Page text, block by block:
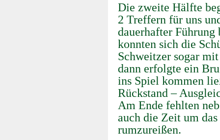
Die zweite Hälfte
2 Treffern für uns
dauerhafter
konnten sich die
Schweitzer sogar
dann erfolgte ein
ins Spiel kommen
Rückstand –
Am Ende fehlten
auch die Zeit um
rumzureißen.